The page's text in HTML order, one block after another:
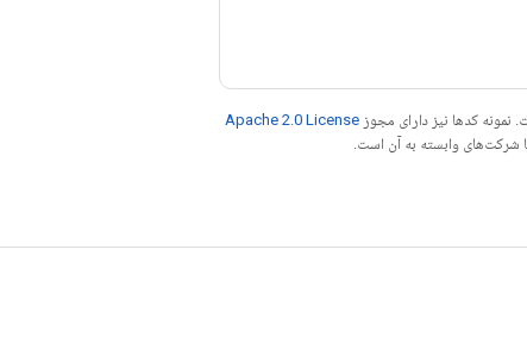
نمونه کدها نیز دارای مجوز Apache 2.0 License